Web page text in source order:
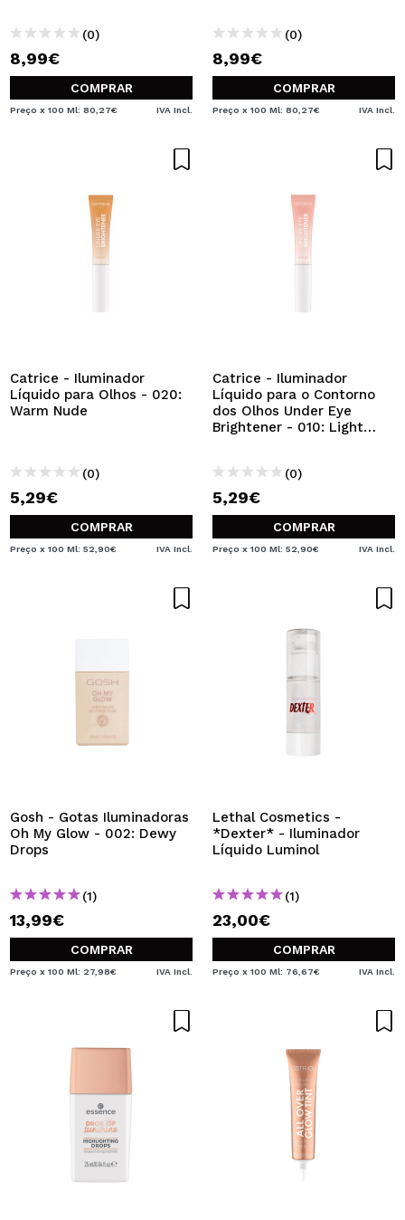
(0)
8,99€
COMPRAR
Preço x 100 Ml: 80,27€ IVA Incl.
(0)
8,99€
COMPRAR
Preço x 100 Ml: 80,27€ IVA Incl.
Catrice - Iluminador
Líquido para Olhos - 020:
Warm Nude
(0)
5,29€
COMPRAR
Preço x 100 Ml: 52,90€ IVA Incl.
Catrice - Iluminador
Líquido para o Contorno
dos Olhos Under Eye
Brightener - 010: Light
(0)
5,29€
COMPRAR
Preço x 100 Ml: 52,90€ IVA Incl.
Gosh - Gotas Iluminadoras
Oh My Glow - 002: Dewy
Drops
(1)
13,99€
COMPRAR
Preço x 100 Ml: 27,98€ IVA Incl.
Lethal Cosmetics -
*Dexter* - Iluminador
Líquido Luminol
(1)
23,00€
COMPRAR
Preço x 100 Ml: 76,67€ IVA Incl.